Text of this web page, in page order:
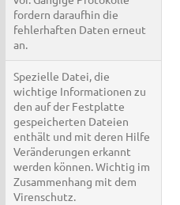
fordern daraufhin die
fehlerhaften Daten erneut
an.
Spezielle Datei, die
wichtige Informationen zu
den auf der Festplatte
gespeicherten Dateien
enthält und mit deren Hilfe
Veränderungen erkannt
werden können. Wichtig im
Zusammenhang mit dem
Virenschutz.